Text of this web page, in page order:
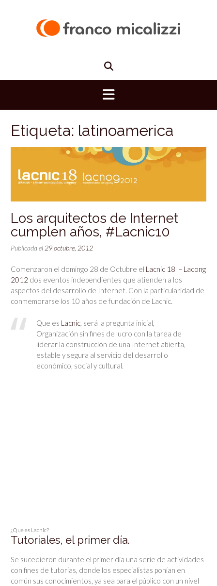
Etiqueta: latinoamerica
Los arquitectos de Internet
cumplen años, #Lacnic10
Publicada el 29 octubre, 2012
Comenzaron el domingo 28 de Octubre el Lacnic 18 – Lacong
2012 dos eventos independientes que atienden a los
aspectos del desarrollo de Internet. Con la particularidad de
conmemorarse los 10 años de fundación de Lacnic.
Que es Lacnic, será la pregunta inicial,
Organización sin fines de lucro con la tarea de
liderar la construcción de una Internet abierta,
estable y segura al servicio del desarrollo
económico, social y cultural.
¿Que es Lacnic?
Tutoriales, el primer día.
Se sucedieron durante el primer día una serie de actividades
con fines de tutorías, donde los especialistas ponían en
común sus conocimientos, ya sea para el público con un nivel